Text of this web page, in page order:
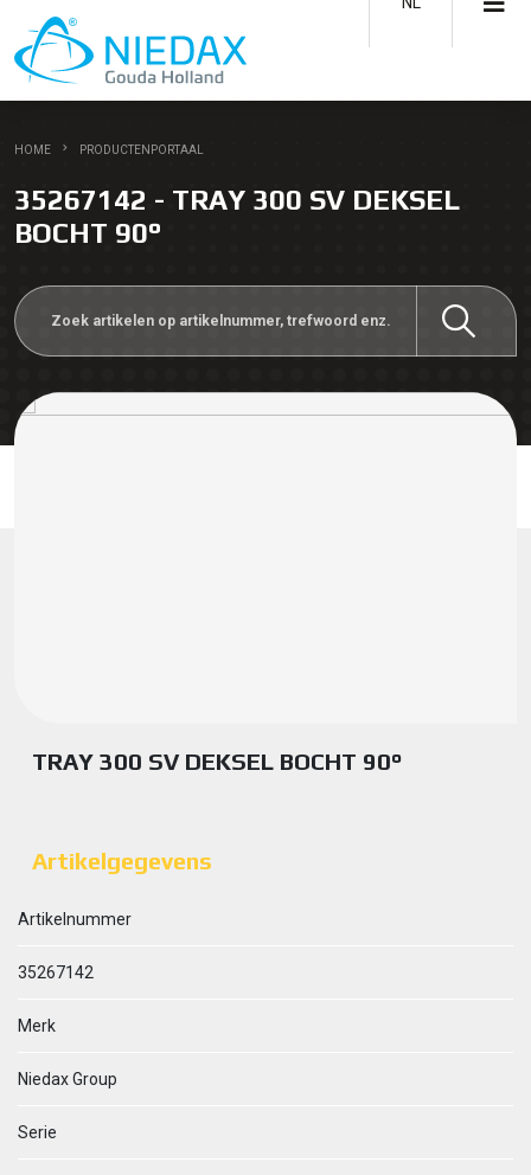
HOME PRODUCTENPORTAAL
35267142 - TRAY 300 SV DEKSEL
BOCHT 90°
TRAY 300 SV DEKSEL BOCHT 90°
Artikelgegevens
Artikelnummer
35267142
Merk
Niedax Group
Serie